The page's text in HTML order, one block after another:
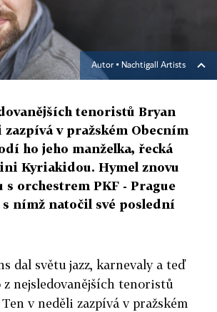
Autor ▪ Nachtigall Artists
tenoristů Bryan
v pražském Obecním
ho jeho manželka, řecká
Kyriakidou. Hymel znovu
s orchestrem PKF - Prague
nímž natočil své poslední
dal světu jazz, karnevaly a teď
z nejsledovanějších tenoristů
v neděli zazpívá v pražském